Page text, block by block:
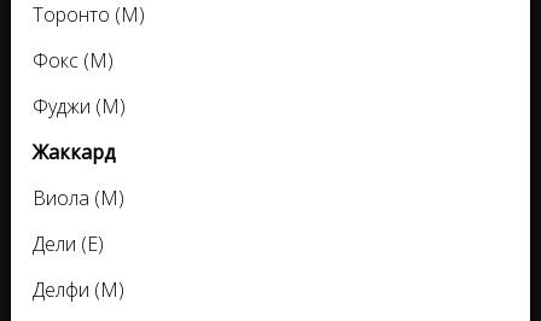
Торонто (M)
Фокс (M)
Фуджи (M)
Жаккард
Виола (M)
Дели (E)
Делфи (M)